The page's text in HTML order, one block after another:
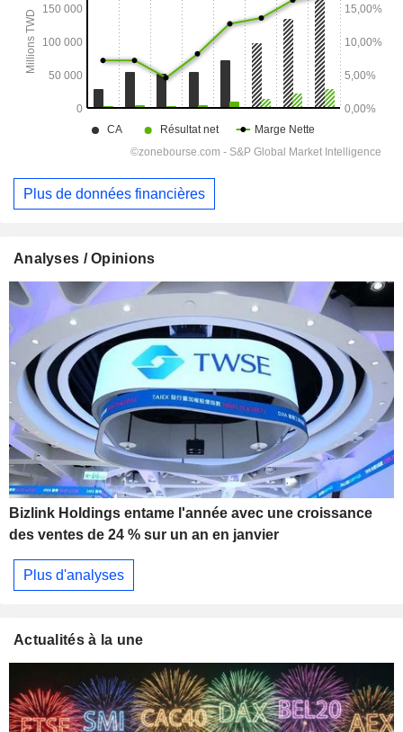
Plus de données financières
Analyses / Opinions
Bizlink Holdings entame l'année avec une croissance
des ventes de 24 % sur un an en janvier
Plus d'analyses
Actualités à la une